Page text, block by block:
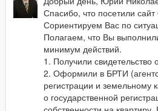
Спасибо, что посетили
Сориентируем Вас по
Полагаем, что Вы
минимум действий.
1. Получили свидетельство
2. Оформили в БРТИ
регистрации и земельному
о государственной